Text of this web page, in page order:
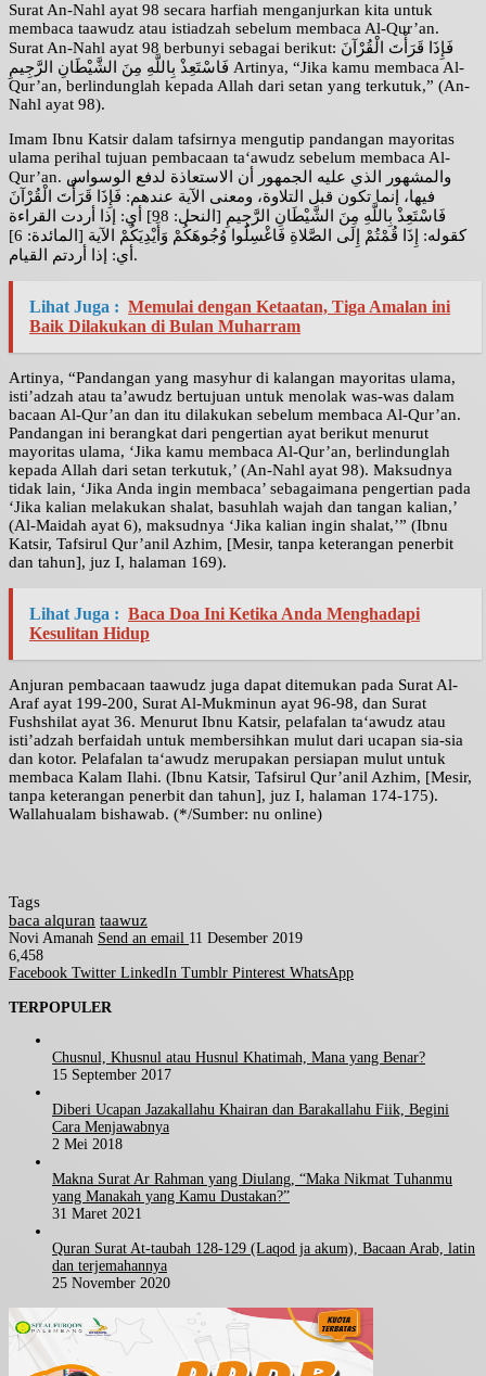
Surat An-Nahl ayat 98 secara harfiah menganjurkan kita untuk
membaca taawudz atau istiadzah sebelum membaca Al-Qur’an.
Surat An-Nahl ayat 98 berbunyi sebagai berikut: فَإِذَا قَرَأْتَ الْقُرْآنَ
فَاسْتَعِذْ بِاللَّهِ مِنَ الشَّيْطَانِ الرَّجِيمِ Artinya, “Jika kamu membaca Al-
Qur’an, berlindunglah kepada Allah dari setan yang terkutuk,” (An-
Nahl ayat 98).
Imam Ibnu Katsir dalam tafsirnya mengutip pandangan mayoritas
ulama perihal tujuan pembacaan ta‘awudz sebelum membaca Al-
Qur’an. والمشهور الذي عليه الجمهور أن الاستعاذة لدفع الوسواس
فيها، إنما تكون قبل التلاوة، ومعنى الآية عندهم: فَإِذَا قَرَأْتَ الْقُرْآنَ
فَاسْتَعِذْ بِاللَّهِ مِنَ الشَّيْطَانِ الرَّجِيمِ [النحل: 98] أي: إذا أردت القراءة
كقوله: إِذَا قُمْتُمْ إِلَى الصَّلاةِ فَاغْسِلُوا وُجُوهَكُمْ وَأَيْدِيَكُمْ الآية [المائدة: 6]
أي: إذا أردتم القيام.
Lihat Juga : Memulai dengan Ketaatan, Tiga Amalan ini
Baik Dilakukan di Bulan Muharram
Artinya, “Pandangan yang masyhur di kalangan mayoritas ulama,
isti’adzah atau ta’awudz bertujuan untuk menolak was-was dalam
bacaan Al-Qur’an dan itu dilakukan sebelum membaca Al-Qur’an.
Pandangan ini berangkat dari pengertian ayat berikut menurut
mayoritas ulama, ‘Jika kamu membaca Al-Qur’an, berlindunglah
kepada Allah dari setan terkutuk,’ (An-Nahl ayat 98). Maksudnya
tidak lain, ‘Jika Anda ingin membaca’ sebagaimana pengertian pada
‘Jika kalian melakukan shalat, basuhlah wajah dan tangan kalian,’
(Al-Maidah ayat 6), maksudnya ‘Jika kalian ingin shalat,’” (Ibnu
Katsir, Tafsirul Qur’anil Azhim, [Mesir, tanpa keterangan penerbit
dan tahun], juz I, halaman 169).
Lihat Juga : Baca Doa Ini Ketika Anda Menghadapi
Kesulitan Hidup
Anjuran pembacaan taawudz juga dapat ditemukan pada Surat Al-
Araf ayat 199-200, Surat Al-Mukminun ayat 96-98, dan Surat
Fushshilat ayat 36. Menurut Ibnu Katsir, pelafalan ta‘awudz atau
isti’adzah berfaidah untuk membersihkan mulut dari ucapan sia-sia
dan kotor. Pelafalan ta‘awudz merupakan persiapan mulut untuk
membaca Kalam Ilahi. (Ibnu Katsir, Tafsirul Qur’anil Azhim, [Mesir,
tanpa keterangan penerbit dan tahun], juz I, halaman 174-175).
Wallahualam bishawab. (*/Sumber: nu online)
Tags
baca alquran taawuz
Novi Amanah Send an email 11 Desember 2019
6,458
Facebook Twitter LinkedIn Tumblr Pinterest WhatsApp
TERPOPULER
Chusnul, Khusnul atau Husnul Khatimah, Mana yang Benar?
15 September 2017
Diberi Ucapan Jazakallahu Khairan dan Barakallahu Fiik, Begini
Cara Menjawabnya
2 Mei 2018
Makna Surat Ar Rahman yang Diulang, “Maka Nikmat Tuhanmu
yang Manakah yang Kamu Dustakan?”
31 Maret 2021
Quran Surat At-taubah 128-129 (Laqod ja akum), Bacaan Arab, latin
dan terjemahannya
25 November 2020